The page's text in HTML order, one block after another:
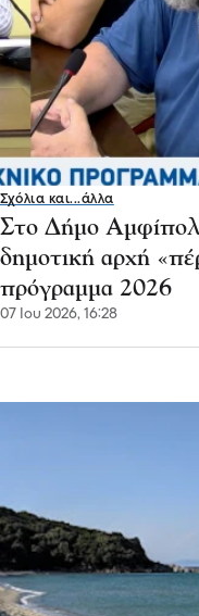
Σχόλια και...άλλα
Στο Δήμο
δημοτική αρχή
πρόγραμμα 2026
07 Ιου 2026, 16:28